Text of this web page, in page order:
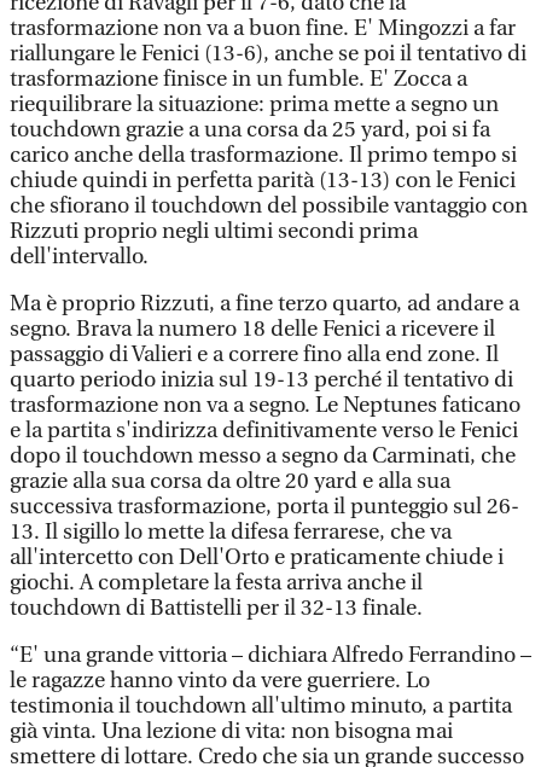
trasformazione non va a buon fine. E' Mingozzi a far
riallungare le Fenici (13-6), anche se poi il tentativo di
trasformazione finisce in un fumble. E' Zocca a
riequilibrare la situazione: prima mette a segno un
touchdown grazie a una corsa da 25 yard, poi si fa
carico anche della trasformazione. Il primo tempo si
chiude quindi in perfetta parità (13-13) con le Fenici
che sfiorano il touchdown del possibile vantaggio con
Rizzuti proprio negli ultimi secondi prima
dell'intervallo.
Ma è proprio Rizzuti, a fine terzo quarto, ad andare a
segno. Brava la numero 18 delle Fenici a ricevere il
passaggio di Valieri e a correre fino alla end zone. Il
quarto periodo inizia sul 19-13 perché il tentativo di
trasformazione non va a segno. Le Neptunes faticano
e la partita s'indirizza definitivamente verso le Fenici
dopo il touchdown messo a segno da Carminati, che
grazie alla sua corsa da oltre 20 yard e alla sua
successiva trasformazione, porta il punteggio sul 26-
13. Il sigillo lo mette la difesa ferrarese, che va
all'intercetto con Dell'Orto e praticamente chiude i
giochi. A completare la festa arriva anche il
touchdown di Battistelli per il 32-13 finale.
“E' una grande vittoria – dichiara Alfredo Ferrandino –
le ragazze hanno vinto da vere guerriere. Lo
testimonia il touchdown all'ultimo minuto, a partita
già vinta. Una lezione di vita: non bisogna mai
smettere di lottare. Credo che sia un grande successo